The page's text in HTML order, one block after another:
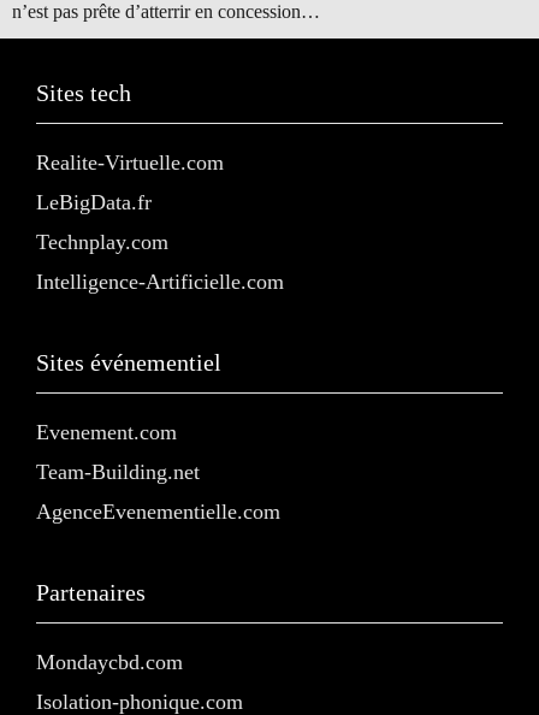
n’est pas prête d’atterrir en concession…
Sites tech
Realite-Virtuelle.com
LeBigData.fr
Technplay.com
Intelligence-Artificielle.com
Sites événementiel
Evenement.com
Team-Building.net
AgenceEvenementielle.com
Partenaires
Mondaycbd.com
Isolation-phonique.com